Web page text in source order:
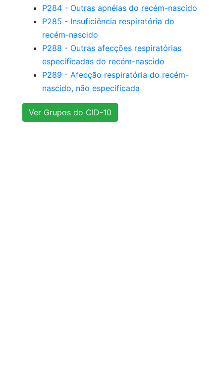
P284 - Outras apnéias do recém-nascido
P285 - Insuficiência respiratória do
recém-nascido
P288 - Outras afecções respiratórias
especificadas do recém-nascido
P289 - Afecção respiratória do recém-
nascido, não especificada
Ver Grupos do CID-10